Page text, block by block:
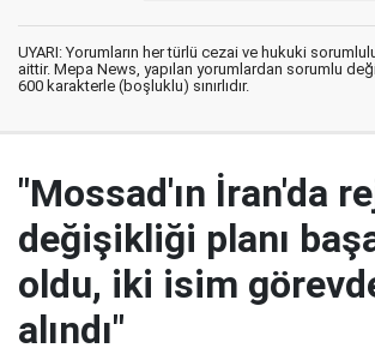
UYARI: Yorumların her türlü cezai ve hukuki
aittir. Mepa News, yapılan yorumlardan sorumlu
600 karakterle (boşluklu) sınırlıdır.
"Mossad'ın İran'da
değişikliği planı
oldu, iki isim
alındı"